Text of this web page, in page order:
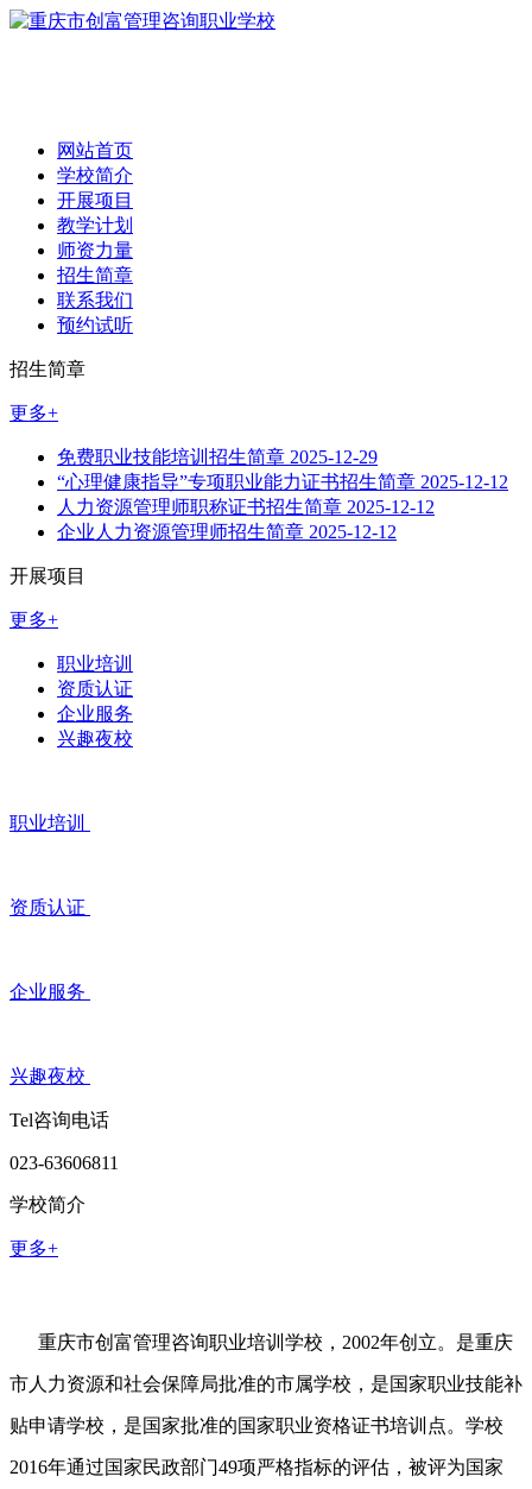
网站首页
学校简介
开展项目
教学计划
师资力量
招生简章
联系我们
预约试听
招生简章
更多+
免费职业技能培训招生简章 2025-12-29
“心理健康指导”专项职业能力证书招生简章 2025-12-12
人力资源管理师职称证书招生简章 2025-12-12
企业人力资源管理师招生简章 2025-12-12
开展项目
更多+
职业培训
资质认证
企业服务
兴趣夜校
职业培训
资质认证
企业服务
兴趣夜校
Tel咨询电话
023-63606811
学校简介
更多+
重庆市创富管理咨询职业培训学校，2002年创立。是重庆
市人力资源和社会保障局批准的市属学校，是国家职业技能补
贴申请学校，是国家批准的国家职业资格证书培训点。学校
2016年通过国家民政部门49项严格指标的评估，被评为国家